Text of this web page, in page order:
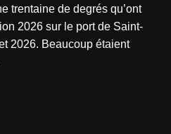
trentaine de degrés qu’ont
2026 sur le port de Saint-
2026. Beaucoup étaient